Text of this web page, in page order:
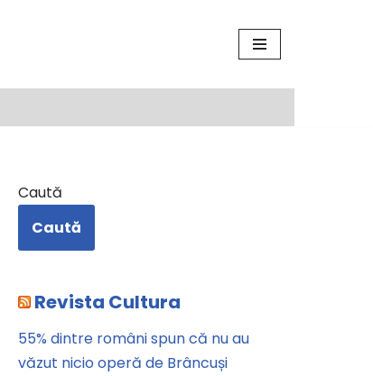
Caută
Caută
Revista Cultura
55% dintre români spun că nu au
văzut nicio operă de Brâncuși